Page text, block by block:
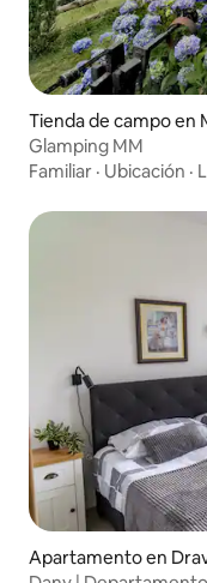
Tienda de campo en
Glamping MM
Familiar · Ubicación ·
Apartamento en